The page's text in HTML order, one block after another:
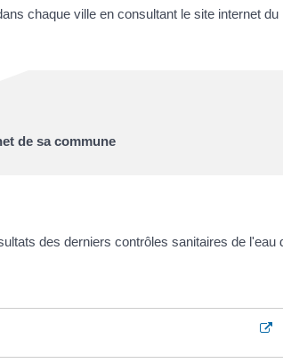
chaque ville en consultant le site internet du
de sa commune
des derniers contrôles sanitaires de l'eau